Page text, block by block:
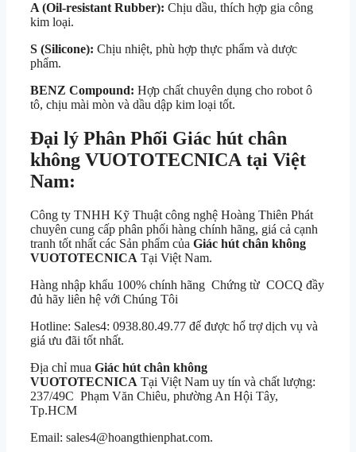
A (Oil-resistant Rubber): Chịu dầu, thích hợp gia công
kim loại.
S (Silicone): Chịu nhiệt, phù hợp thực phẩm và dược
phẩm.
BENZ Compound: Hợp chất chuyên dụng cho robot ô
tô, chịu mài mòn và dầu dập kim loại tốt.
Đại lý Phân Phối Giác hút chân
không VUOTOTECNICA tại Việt
Nam:
Công ty TNHH Kỹ Thuật công nghệ Hoàng Thiên Phát
chuyên cung cấp phân phối hàng chính hãng, giá cả cạnh
tranh tốt nhất các Sản phẩm của Giác hút chân không
VUOTOTECNICA Tại Việt Nam.
Hàng nhập khẩu 100% chính hãng Chứng từ COCQ đầy
đủ hãy liên hệ với Chúng Tôi
Hotline: Sales4: 0938.80.49.77 để được hổ trợ dịch vụ và
giá ưu đãi tốt nhất.
Địa chỉ mua Giác hút chân không
VUOTOTECNICA Tại Việt Nam uy tín và chất lượng:
237/49C Phạm Văn Chiêu, phường An Hội Tây,
Tp.HCM
Email: sales4@hoangthienphat.com.